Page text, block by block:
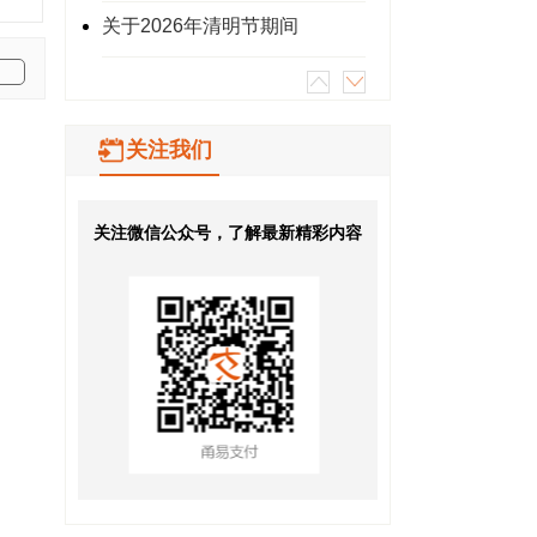
关于2026年清明节期间
关注我们
关注微信公众号，了解最新精彩内容